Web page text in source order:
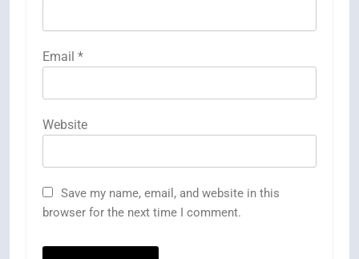
Email *
Website
Save my name, email, and website in this
browser for the next time I comment.